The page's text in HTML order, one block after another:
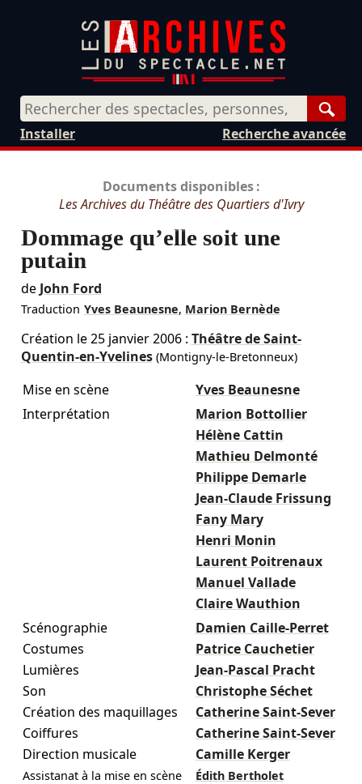
Recherche avancée
Installer
Documents disponibles :
Les Archives du Théâtre des Quartiers d'Ivry
Dommage qu’elle soit une
putain
de John Ford
Traduction Yves Beaunesne, Marion Bernède
Création le25 janvier 2006: Théâtre de Saint-
Quentin-en-Yvelines(Montigny-le-Bretonneux)
Mise en scène
Yves Beaunesne
Interprétation
Marion Bottollier
Hélène Cattin
Mathieu Delmonté
Philippe Demarle
Jean-Claude Frissung
Fany Mary
Henri Monin
Laurent Poitrenaux
Manuel Vallade
Claire Wauthion
Scénographie
Damien Caille-Perret
Costumes
Patrice Cauchetier
Lumières
Jean-Pascal Pracht
Son
Christophe Séchet
Création des maquillages
Catherine Saint-Sever
Coiffures
Catherine Saint-Sever
Direction musicale
Camille Kerger
Assistanat à la mise en scène
Édith Bertholet